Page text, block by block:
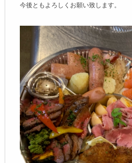
今後ともよろしくお願い致します。